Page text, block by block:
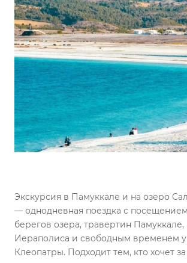
Экскурсия в Памуккале и на озеро
— однодневная поездка с
берегов озера, травертин Памуккале,
Иераполиса и свободным временем у
Клеопатры. Подходит тем, кто хочет